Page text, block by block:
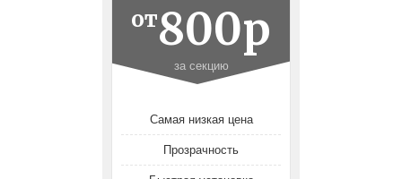
от800р
за секцию
Самая низкая цена
Прозрачность